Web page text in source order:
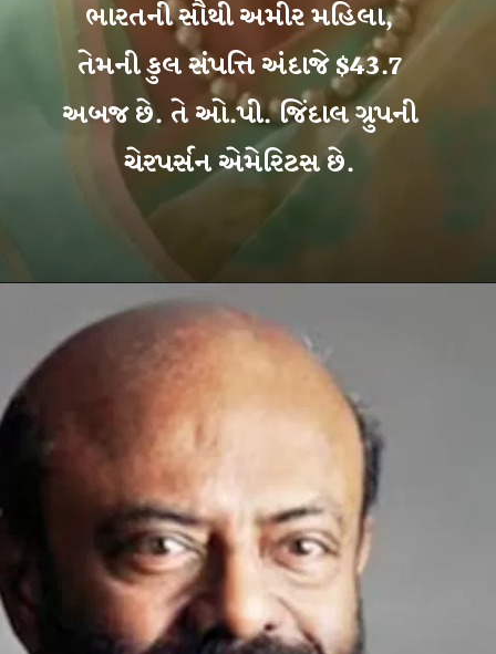
ભારતની સૌથી અમીર મહિલા,
તેમની કુલ સંપત્તિ અંદાજે $43.7
અબજ છે. તે ઓ.પી. જિંદાલ ગ્રુપની
ચેરપર્સન એમેરિટસ છે.